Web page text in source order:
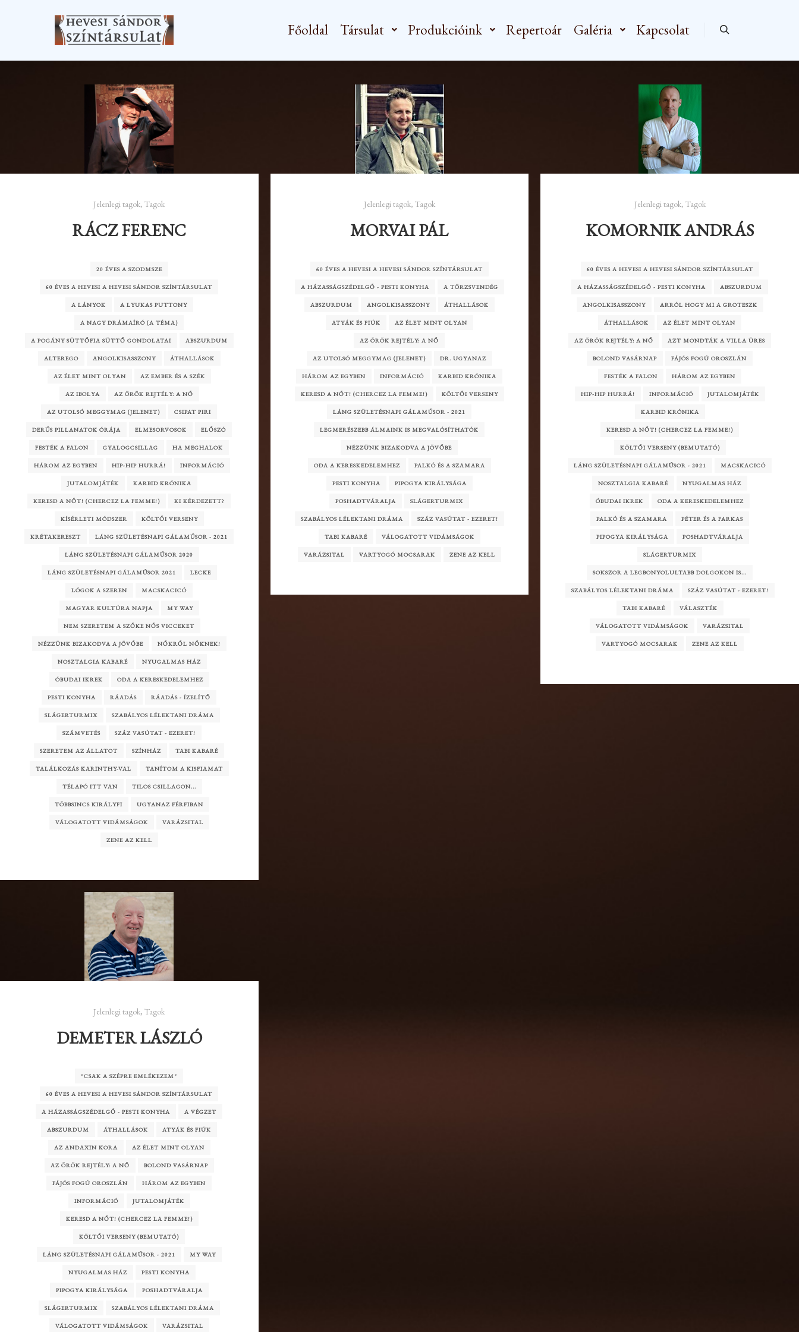
Főoldal Társulat Produkcióink Repertoár Galéria Kapcsolat
Jelenlegi tagok,Tagok
RÁCZ FERENC
20 ÉVES A SZODMSZE
60 ÉVES A HEVESI A HEVESI SÁNDOR SZÍNTÁRSULAT
A LÁNYOK A LYUKAS PUTTONY
A NAGY DRÁMAÍRÓ (A TÉMA)
A POGÁNY SÜTTŐFIA SÜTTŐ GONDOLATAI ABSZURDUM
ALTEREGO ANGOLKISASSZONY ÁTHALLÁSOK
AZ ÉLET MINT OLYAN AZ EMBER ÉS A SZÉK
AZ IBOLYA AZ ÖRÖK REJTÉLY: A NŐ
AZ UTOLSÓ MEGGYMAG (JELENET) CSIPAT PIRI
DERŰS PILLANATOK ÓRÁJA ELMESORVOSOK ELŐSZÓ
FESTÉK A FALON GYALOGCSILLAG HA MEGHALOK
HÁROM AZ EGYBEN HIP-HIP HURRÁ! INFORMÁCIÓ
JUTALOMJÁTÉK KARBID KRÓNIKA
KERESD A NŐT! (CHERCEZ LA FEMME!) KI KÉRDEZETT?
KÍSÉRLETI MÓDSZER KÖLTŐI VERSENY
KRÉTAKERESZT LÁNG SZÜLETÉSNAPI GÁLAMŰSOR - 2021
LÁNG SZÜLETÉSNAPI GÁLAMŰSOR 2020
LÁNG SZÜLETÉSNAPI GÁLAMŰSOR 2021 LECKE
LÓGOK A SZEREN MACSKACICÓ
MAGYAR KULTÚRA NAPJA MY WAY
NEM SZERETEM A SZŐKE NŐS VICCEKET
NÉZZÜNK BIZAKODVA A JÖVŐBE NŐKRŐL NŐKNEK!
NOSZTALGIA KABARÉ NYUGALMAS HÁZ
ÓBUDAI IKREK ODA A KERESKEDELEMHEZ
PESTI KONYHA RÁADÁS RÁADÁS - ÍZELÍTŐ
SLÁGERTURMIX SZABÁLYOS LÉLEKTANI DRÁMA
SZÁMVETÉS SZÁZ VASÚTAT - EZERET!
SZERETEM AZ ÁLLATOT SZÍNHÁZ TABI KABARÉ
TALÁLKOZÁS KARINTHY-VAL TANÍTOM A KISFIAMAT
TÉLAPÓ ITT VAN TILOS CSILLAGON...
TÖBBSINCS KIRÁLYFI UGYANAZ FÉRFIBAN
VÁLOGATOTT VIDÁMSÁGOK VARÁZSITAL
ZENE AZ KELL
Jelenlegi tagok, Tagok
MORVAI PÁL
60 ÉVES A HEVESI A HEVESI SÁNDOR SZÍNTÁRSULAT
A HÁZASSÁGSZÉDELGŐ - PESTI KONYHA A TÖRZSVENDÉG
ABSZURDUM ANGOLKISASSZONY ÁTHALLÁSOK
ATYÁK ÉS FIÚK AZ ÉLET MINT OLYAN
AZ ÖRÖK REJTÉLY: A NŐ
AZ UTOLSÓ MEGGYMAG (JELENET) DR. UGYANAZ
HÁROM AZ EGYBEN INFORMÁCIÓ KARBID KRÓNIKA
KERESD A NŐT! (CHERCEZ LA FEMME!) KÖLTŐI VERSENY
LÁNG SZÜLETÉSNAPI GÁLAMŰSOR - 2021
LEGMERÉSZEBB ÁLMAINK IS MEGVALÓSÍTHATÓK
NÉZZÜNK BIZAKODVA A JÖVŐBE
ODA A KERESKEDELEMHEZ PALKÓ ÉS A SZAMARA
PESTI KONYHA PIPOGYA KIRÁLYSÁGA
POSHADTVÁRALJA SLÁGERTURMIX
SZABÁLYOS LÉLEKTANI DRÁMA SZÁZ VASÚTAT - EZERET!
TABI KABARÉ VÁLOGATOTT VIDÁMSÁGOK
VARÁZSITAL VARTYOGÓ MOCSARAK ZENE AZ KELL
Jelenlegi tagok, Tagok
KOMORNIK ANDRÁS
60 ÉVES A HEVESI A HEVESI SÁNDOR SZÍNTÁRSULAT
A HÁZASSÁGSZÉDELGŐ - PESTI KONYHA ABSZURDUM
ANGOLKISASSZONY ARRÓL HOGY MI A GROTESZK
ÁTHALLÁSOK AZ ÉLET MINT OLYAN
AZ ÖRÖK REJTÉLY: A NŐ AZT MONDTÁK A VILLA ÜRES
BOLOND VASÁRNAP FÁJÓS FOGÚ OROSZLÁN
FESTÉK A FALON HÁROM AZ EGYBEN
HIP-HIP HURRÁ! INFORMÁCIÓ JUTALOMJÁTÉK
KARBID KRÓNIKA
KERESD A NŐT! (CHERCEZ LA FEMME!)
KÖLTŐI VERSENY (BEMUTATÓ)
LÁNG SZÜLETÉSNAPI GÁLAMŰSOR - 2021 MACSKACICÓ
NOSZTALGIA KABARÉ NYUGALMAS HÁZ
ÓBUDAI IKREK ODA A KERESKEDELEMHEZ
PALKÓ ÉS A SZAMARA PÉTER ÉS A FARKAS
PIPOGYA KIRÁLYSÁGA POSHADTVÁRALJA
SLÁGERTURMIX
SOKSZOR A LEGBONYOLULTABB DOLGOKON IS...
SZABÁLYOS LÉLEKTANI DRÁMA SZÁZ VASÚTAT - EZERET!
TABI KABARÉ VÁLASZTÉK
VÁLOGATOTT VIDÁMSÁGOK VARÁZSITAL
VARTYOGÓ MOCSARAK ZENE AZ KELL
Jelenlegi tagok,Tagok
DEMETER LÁSZLÓ
"CSAK A SZÉPRE EMLÉKEZEM"
60 ÉVES A HEVESI A HEVESI SÁNDOR SZÍNTÁRSULAT
A HÁZASSÁGSZÉDELGŐ - PESTI KONYHA A VÉGZET
ABSZURDUM ÁTHALLÁSOK ATYÁK ÉS FIÚK
AZ ANDAXIN KORA AZ ÉLET MINT OLYAN
AZ ÖRÖK REJTÉLY: A NŐ BOLOND VASÁRNAP
FÁJÓS FOGÚ OROSZLÁN HÁROM AZ EGYBEN
INFORMÁCIÓ JUTALOMJÁTÉK
KERESD A NŐT! (CHERCEZ LA FEMME!)
KÖLTŐI VERSENY (BEMUTATÓ)
LÁNG SZÜLETÉSNAPI GÁLAMŰSOR - 2021 MY WAY
NYUGALMAS HÁZ PESTI KONYHA
PIPOGYA KIRÁLYSÁGA POSHADTVÁRALJA
SLÁGERTURMIX SZABÁLYOS LÉLEKTANI DRÁMA
VÁLOGATOTT VIDÁMSÁGOK VARÁZSITAL